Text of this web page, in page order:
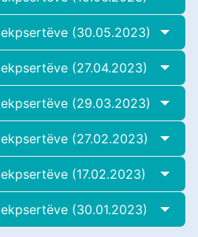
(30.05.2023)
(27.04.2023)
(29.03.2023)
(27.02.2023)
(17.02.2023)
(30.01.2023)